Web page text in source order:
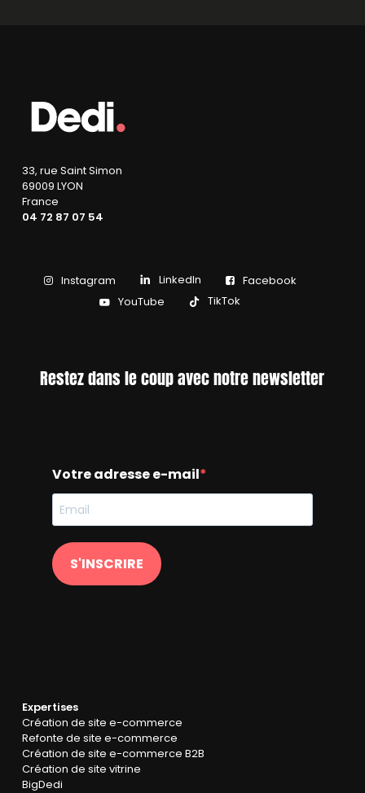
33, rue Saint Simon
69009 LYON
France
04 72 87 07 54
Instagram LinkedIn
Facebook
YouTube
TikTok
Restez dans le coup avec notre newsletter
Votre adresse e-mail
S'INSCRIRE
Expertises
Création de site e-commerce
Refonte de site e-commerce
Création de site e-commerce B2B
Création de site vitrine
BigDedi